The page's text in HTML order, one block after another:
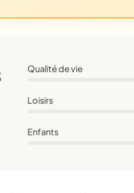
Qualité de vie
Loisirs
Enfants